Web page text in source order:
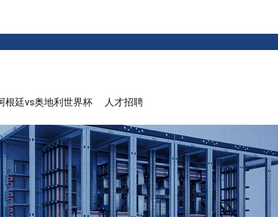
根廷vs奥地利世界杯 人才招聘